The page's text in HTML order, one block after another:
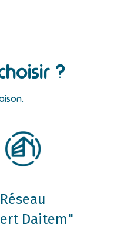
?
Réseau
Daitem"